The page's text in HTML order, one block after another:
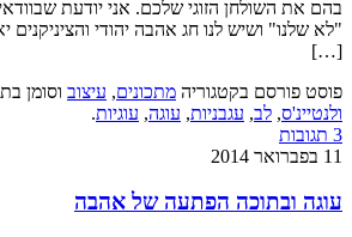
בהם את השולחן הזוגי שלכם. אני יודעת שבוודאי
"לא שלנו" ושיש לנו חג אהבה יהודי והציניקנים
[…]
פוסט פורסם בקטגוריהמתכונים,עיצובוסומן
ולנטיינ'ס,לב,עגבניות,עוגה,עוגיות.
11 בפברואר 2014
עוגה ובתוכה הפתעה של אהבה